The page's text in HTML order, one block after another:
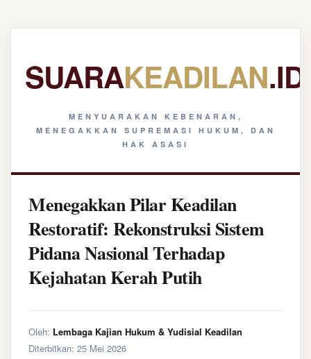
SUARAKEADILAN.ID
MENYUARAKAN KEBENARAN,
MENEGAKKAN SUPREMASI HUKUM, DAN
HAK ASASI
Menegakkan Pilar Keadilan
Restoratif: Rekonstruksi Sistem
Pidana Nasional Terhadap
Kejahatan Kerah Putih
Oleh: Lembaga Kajian Hukum & Yudisial Keadilan
Diterbitkan: 25 Mei 2026